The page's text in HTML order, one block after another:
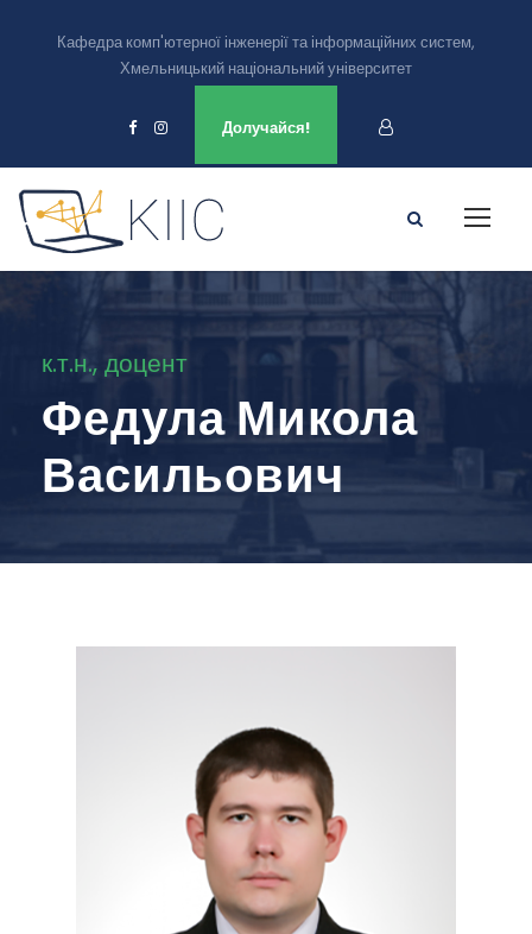
Кафедра комп'ютерної інженерії та інформаційних систем,
Хмельницький національний університет
Долучайся!
к.т.н., доцент
Федула Микола
Васильович